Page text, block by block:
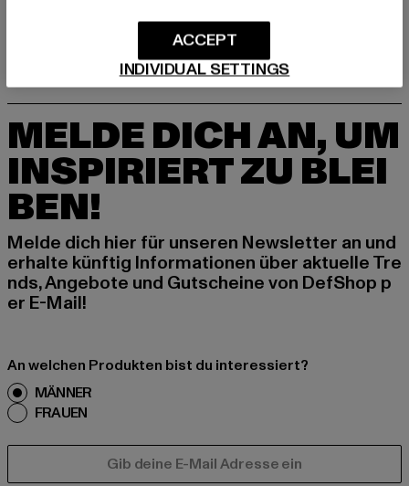
MELDE DICH AN, UM
INSPIRIERT ZU BLEI
BEN!
Melde dich hier für unseren Newsletter an und
erhalte künftig Informationen über aktuelle Tre
nds, Angebote und Gutscheine von DefShop p
er E-Mail!
An welchen Produkten bist du interessiert?
MÄNNER
FRAUEN
INDIVIDUAL SETTINGS
ACCEPT